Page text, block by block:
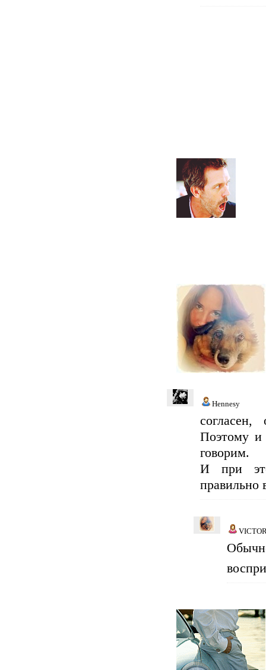
Hennesy
Поэтому
говорим.
И при
правильно